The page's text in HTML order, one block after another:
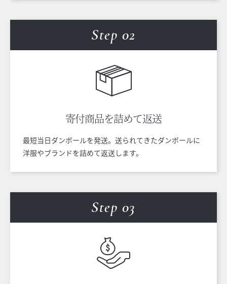
Step 02
寄付商品を詰めて返送
最短当日ダンボールを発送。送られてきたダンボールに
洋服やブランドを詰めて返送します。
Step 03